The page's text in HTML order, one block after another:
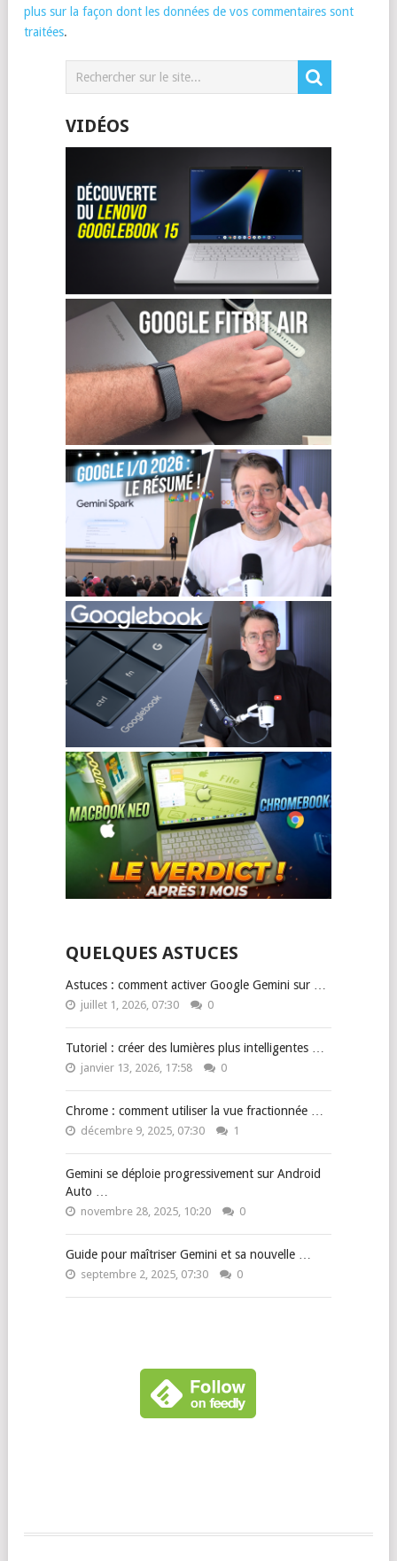
plus sur la façon dont les données de vos commentaires sont
traitées.
VIDÉOS
QUELQUES ASTUCES
Astuces : comment activer Google Gemini sur …
juillet 1, 2026, 07:30 0
Tutoriel : créer des lumières plus intelligentes …
janvier 13, 2026, 17:58 0
Chrome : comment utiliser la vue fractionnée …
décembre 9, 2025, 07:30 1
Gemini se déploie progressivement sur Android
Auto …
novembre 28, 2025, 10:20 0
Guide pour maîtriser Gemini et sa nouvelle …
septembre 2, 2025, 07:30 0